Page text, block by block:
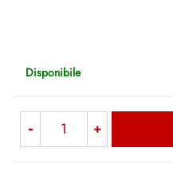
Disponibile